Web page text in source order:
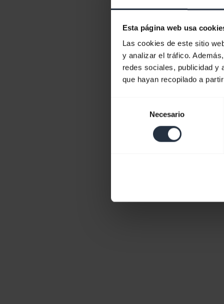
Esta página web usa
Las cookies de este sitio
y analizar el tráfico.
redes sociales, publicidad y
que hayan recopilado a
consentimiento
Necesario